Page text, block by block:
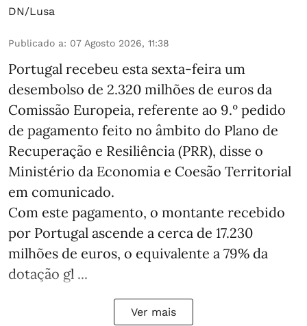
DN/Lusa
Publicado a: 07 Agosto 2026, 11:38
Portugal recebeu esta sexta-feira um
desembolso de 2.320 milhões de euros da
Comissão Europeia, referente ao 9.º pedido
de pagamento feito no âmbito do Plano de
Recuperação e Resiliência (PRR), disse o
Ministério da Economia e Coesão Territorial
em comunicado.
Com este pagamento, o montante recebido
por Portugal ascende a cerca de 17.230
milhões de euros, o equivalente a 79% da
dotação gl ...
Ver mais